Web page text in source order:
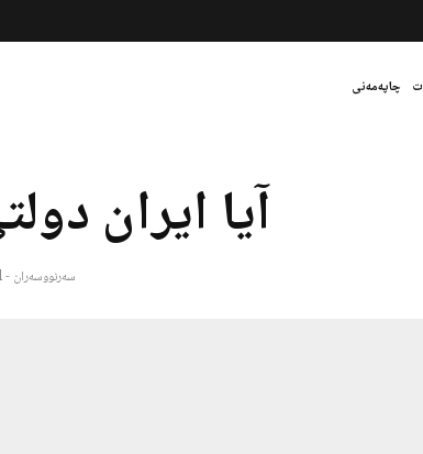
چاپەمەنی
آیا ایران
سەرنووسەران - Editorial board